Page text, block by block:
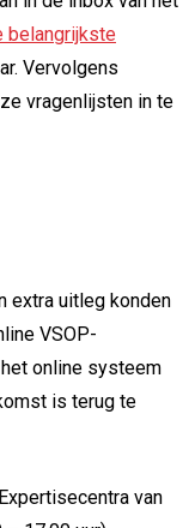
belangrijkste
Vervolgens
vragenlijsten in te
extra uitleg konden
VSOP-
online systeem
is terug te
van